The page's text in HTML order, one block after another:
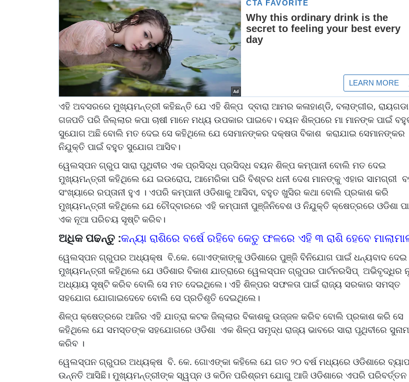
ଏହି ଅବସରରେ ମୁଖ୍ୟମନ୍ତ୍ରୀ କହିଛନ୍ତି ଯେ ଏହି ଶିଳ୍ପ ଦ୍ବାରା ଆମର କଳାହାଣ୍ଡି, ବଲାଙ୍ଗୀର,
ଗଜପତି ପରି ଜିଲ୍ଲାର କପା ଚାଷୀ ମାନେ ମଧ୍ୟ ଉପକାର ପାଇବେ। ବୟନ ଶିଳ୍ପରେ ମା ମାନଙ୍କ ପାଇଁ
ସୁଯୋଗ ଅଛି ବୋଲି ମତ ଦେଇ ସେ କହିଥିଲେ ଯେ ସେମାନଙ୍କର ଦକ୍ଷତା ବିକାଶ କରାଯାଇ ସେମାନଙ୍କର
ନିଯୁକ୍ତି ପାଇଁ ବହୁତ ସୁଯୋଗ ଆସିବ।
ୱେଲସ୍ପନ ଗ୍ରୁପ ସାରା ପୃଥିବୀର ଏକ ପ୍ରସିଦ୍ଧ ପ୍ରସିଦ୍ଧ ବୟନ ଶିଳ୍ପ କମ୍ପାନୀ ବୋଲି ମତ ଦେଇ
ମୁଖ୍ୟମନ୍ତ୍ରୀ କହିଥିଲେ ଯେ ଇଉରୋପ, ଆମେରିକା ପରି ବିଶ୍ବର ଧନୀ ଦେଶ ମାନଙ୍କୁ ଏହାର ସାମଗ୍ରୀ
ସଂଖ୍ୟାରେ ରପ୍ତାନୀ ହୁଏ । ଏପରି କମ୍ପାନୀ ଓଡିଶାକୁ ଆସିବା, ବହୁତ ଖୁସିର କଥା ବୋଲି ପ୍ରକାଶ କରି
ମୁଖ୍ୟମନ୍ତ୍ରୀ କହିଥିଲେ ଯେ ଚୌଦ୍ବାରରେ ଏହି କମ୍ପାନୀ ପୁଞ୍ଜିନିବେଶ ଓ ନିଯୁକ୍ତି କ୍ଷେତ୍ରରେ ଓଡିଶା
ଏକ ନୂଆ ପରିଚୟ ସୃଷ୍ଟି କରିବ।
ଅଧିକ ପଢନ୍ତୁ :କନ୍ୟା ରାଶିରେ ବର୍ଷେ ରହିବେ କେତୁ ଫଳରେ ଏହି ୩ ରାଶି ହେବେ
ୱେଲସ୍ପନ ଗ୍ରୁପର ଅଧ୍ୟକ୍ଷ ବି.କେ. ଗୋଏଙ୍କାଙ୍କୁ ଓଡିଶାରେ ପୁଞ୍ଜି ବିନିଯୋଗ ପାଇଁ ଧନ୍ୟବାଦ ଦେଇ
ମୁଖ୍ୟମନ୍ତ୍ରୀ କହିଥିଲେ ଯେ ଓଡିଶାର ବିକାଶ ଯାତ୍ରାରେ ୱେଲସ୍ପନ ଗ୍ରୁପର ପାର୍ଟନରସିପ୍ ଅଭିବୃଦ୍ଧିର
ଅଧ୍ୟାୟ ସୃଷ୍ଟି କରିବ ବୋଲି ସେ ମତ ଦେଇଥିଲେ। ଏହି ଶିଳ୍ପର ସଫଳତା ପାଇଁ ରାଜ୍ୟ ସରକାର ସମସ୍ତ
ସହଯୋଗ ଯୋଗାଇଦେବେ ବୋଲି ସେ ପ୍ରତିଶୃତି ଦେଇଥିଲେ।
ଶିଳ୍ପ କ୍ଷେତ୍ରରେ ଆଜିର ଏହି ଯାତ୍ରା କଟକ ଜିଲ୍ଲାର ବିକାଶକୁ ଉଜ୍ଜଳ କରିବ ବୋଲି ପ୍ରକାଶ କରି ସେ
କହିଥିଲେ ଯେ ସମସ୍ତଙ୍କ ସହଯୋଗରେ ଓଡିଶା ଏକ ଶିଳ୍ପ ସମୃଦ୍ଧ ରାଜ୍ୟ ଭାବରେ ସାରା ପୃଥିବୀରେ ସୁନାମ
କରିବ ।
ୱେଲସ୍ପନ ଗ୍ରୁପର ଅଧ୍ୟକ୍ଷ ବି. କେ. ଗୋଏଙ୍କା କହିଲେ ଯେ ଗତ ୨୦ ବର୍ଷ ମଧ୍ୟରେ ଓଡିଶାରେ
ଉନ୍ନତି ଆସିଛି। ମୁଖ୍ୟମନ୍ତ୍ରୀଙ୍କ ସ୍ୱପ୍ନ ଓ କଠିନ ପରିଶ୍ରମ ଯୋଗୁ ଆଜି ଓଡିଶାରେ ଏପରି ପରିବର୍ତ୍ତନ